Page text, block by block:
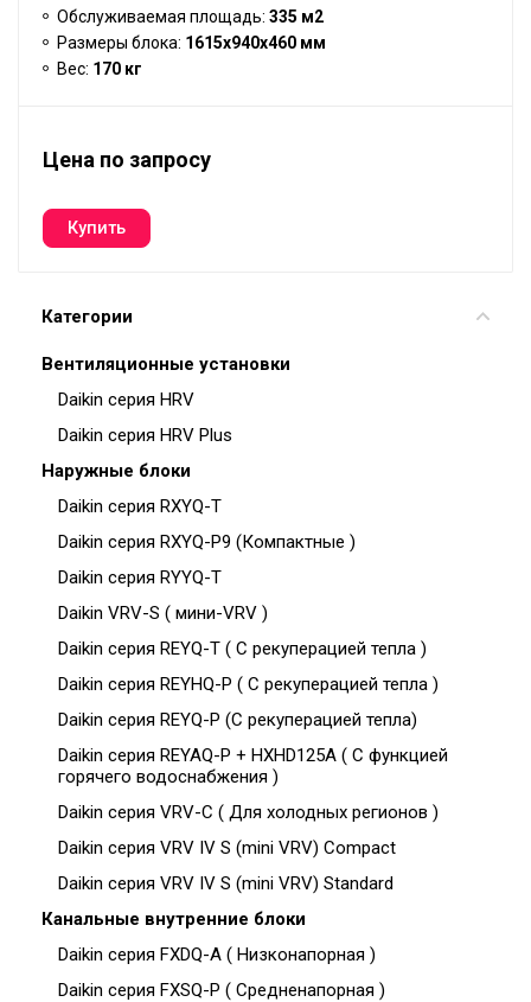
Категории
Вентиляционные установки
Daikin серия HRV
Daikin серия HRV Plus
Наружные блоки
Daikin серия RXYQ-T
Daikin серия RXYQ-P9 (Компактные )
Daikin серия RYYQ-T
Daikin VRV-S ( мини-VRV )
Daikin серия REYQ-T ( С рекуперацией тепла )
Daikin серия REYHQ-P ( С рекуперацией тепла )
Daikin серия REYQ-P (С рекуперацией тепла)
Daikin серия REYAQ-P + HXHD125A ( С функцией
горячего водоснабжения )
Daikin серия VRV-C ( Для холодных регионов )
Daikin серия VRV IV S (mini VRV) Compact
Daikin серия VRV IV S (mini VRV) Standard
Канальные внутренние блоки
Daikin серия FXDQ-A ( Низконапорная )
Daikin серия FXSQ-P ( Средненапорная )
Обслуживаемая площадь: 335 м2
Размеры блока: 1615x940x460 мм
Вес: 170 кг
Цена по запросу